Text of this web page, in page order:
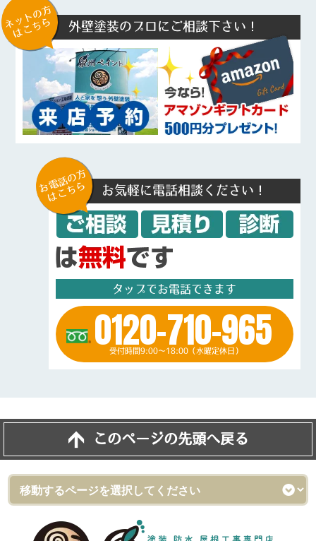
ネットの方
はこちら 外壁塗装のプロにご相談下さい！
お電話の方
はこちら お気軽に電話相談ください！
タップでお電話できます
0120-710-965
受付時間9:00～18:00（水曜定休日）
このページの先頭へ戻る